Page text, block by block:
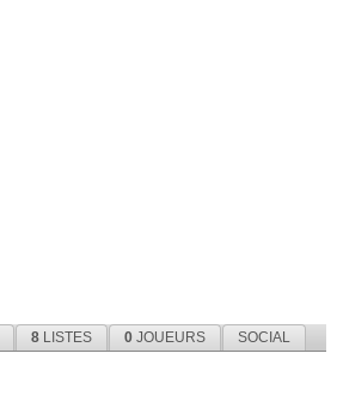
8LISTES 0JOUEURS SOCIAL